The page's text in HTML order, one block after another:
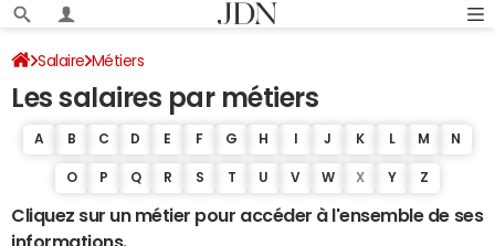
Salaire Métiers
Les salaires par métiers
A B C D E F G H J K L M N
O P Q R S T U V W X Y Z
Cliquez sur un métier pour accéder à l'ensemble de ses
informations.